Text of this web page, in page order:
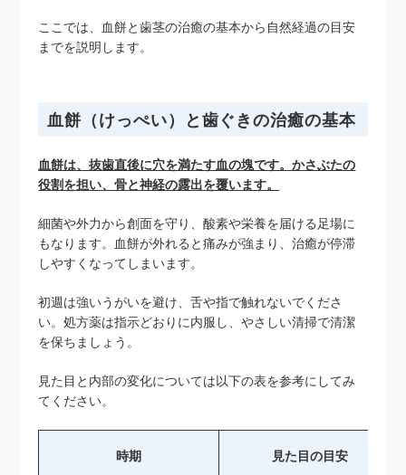
ここでは、血餅と歯茎の治癒の基本から自然経過の目安
までを説明します。
血餅（けっぺい）と歯ぐきの治癒の基本
血餅は、抜歯直後に穴を満たす血の塊です。かさぶたの
役割を担い、骨と神経の露出を覆います。
細菌や外力から創面を守り、酸素や栄養を届ける足場に
もなります。血餅が外れると痛みが強まり、治癒が停滞
しやすくなってしまいます。
初週は強いうがいを避け、舌や指で触れないでくださ
い。処方薬は指示どおりに内服し、やさしい清掃で清潔
を保ちましょう。
見た目と内部の変化については以下の表を参考にしてみ
てください。
時期 見た目の目安